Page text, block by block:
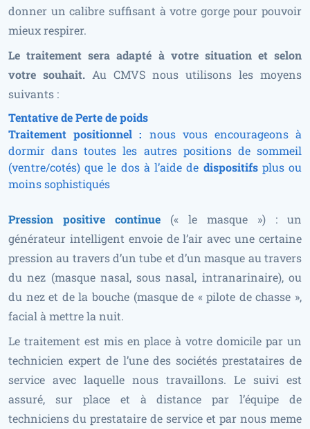
donner un calibre suffisant à votre gorge pour pouvoir
mieux respirer.
Le traitement sera adapté à votre situation et selon
votre souhait. Au CMVS nous utilisons les moyens
suivants :
Tentative de Perte de poids
Traitement positionnel : nous vous encourageons à
dormir dans toutes les autres positions de sommeil
(ventre/cotés) que le dos à l’aide de dispositifsplus ou
moins sophistiqués
Pression positive continue (« le masque ») : un
générateur intelligent envoie de l’air avec une certaine
pression au travers d’un tube et d’un masque au travers
du nez (masque nasal, sous nasal, intranarinaire), ou
du nez et de la bouche (masque de « pilote de chasse »,
facial à mettre la nuit.
Le traitement est mis en place à votre domicile par un
technicien expert de l’une des sociétés prestataires de
service avec laquelle nous travaillons. Le suivi est
assuré, sur place et à distance par l’équipe de
techniciens du prestataire de service et par nous meme